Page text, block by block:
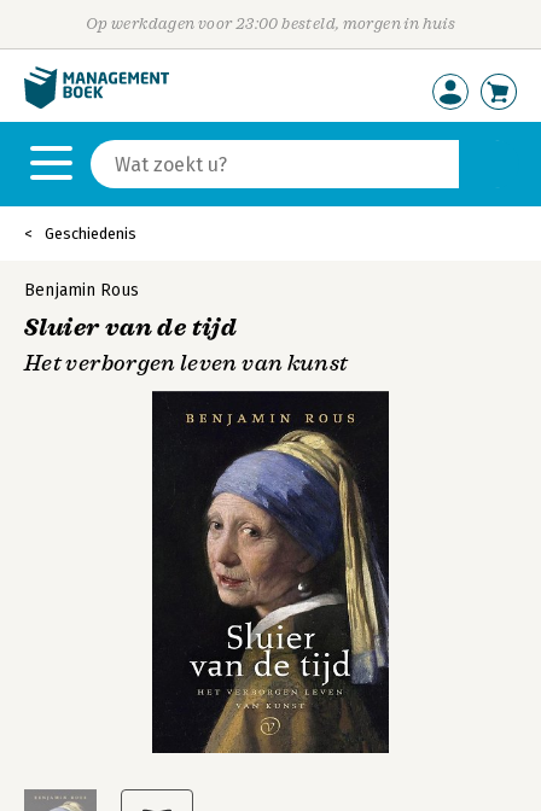
Op werkdagen voor 23:00 besteld, morgen in huis
Geschiedenis
Benjamin Rous
Sluier van de tijd
Het verborgen leven van kunst